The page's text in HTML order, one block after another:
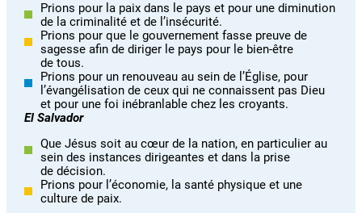
Prions pour la paix dans le pays et pour une diminution
de la criminalité et de l’insécurité.
Prions pour que le gouvernement fasse preuve de
sagesse afin de diriger le pays pour le bien-être
de tous.
Prions pour un renouveau au sein de l’Église, pour
l’évangélisation de ceux qui ne connaissent pas Dieu
et pour une foi inébranlable chez les croyants.
El Salvador
Que Jésus soit au cœur de la nation, en particulier au
sein des instances dirigeantes et dans la prise
de décision.
Prions pour l’économie, la santé physique et une
culture de paix.